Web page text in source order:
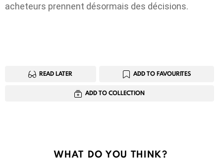
acheteurs prennent désormais des décisions.
READ LATER ADD TO FAVOURITES
ADD TO COLLECTION
WHAT DO YOU THINK?